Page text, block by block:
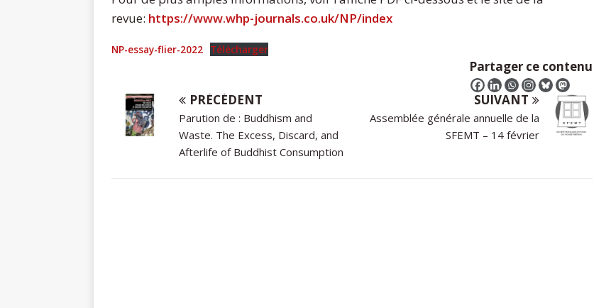
revue: https://www.whp-journals.co.uk/NP/index
NP-essay-flier-2022 Télécharger
Partager ce contenu
PRÉCÉDENT
Parution de : Buddhism and
Waste. The Excess, Discard, and
Afterlife of Buddhist Consumption
SUIVANT
Assemblée générale annuelle de la
SFEMT – 14 février